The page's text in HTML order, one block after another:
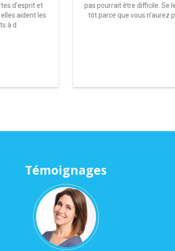
d’esprit et
aident les
à d
pas pourrait être difficile. Se
tôt parce que vous n’aurez
Témoignages